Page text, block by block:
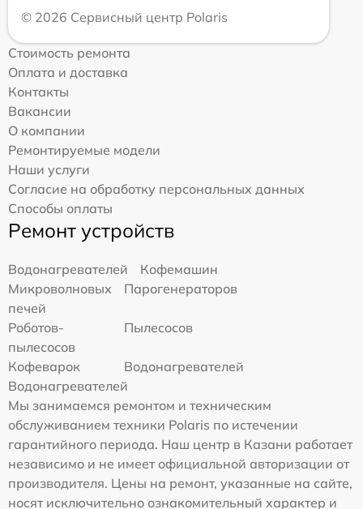
© 2026 Сервисный центр Polaris
Стоимость ремонта
Оплата и доставка
Контакты
Вакансии
О компании
Ремонтируемые модели
Наши услуги
Согласие на обработку персональных данных
Способы оплаты
Ремонт устройств
Водонагревателей
Кофемашин
Микроволновых
печей
Парогенераторов
Роботов-
пылесосов
Пылесосов
Кофеварок
Водонагревателей
Водонагревателей
Мы занимаемся ремонтом и техническим
обслуживанием техники Polaris по истечении
гарантийного периода. Наш центр в Казани работает
независимо и не имеет официальной авторизации от
производителя. Цены на ремонт, указанные на сайте,
носят исключительно ознакомительный характер и